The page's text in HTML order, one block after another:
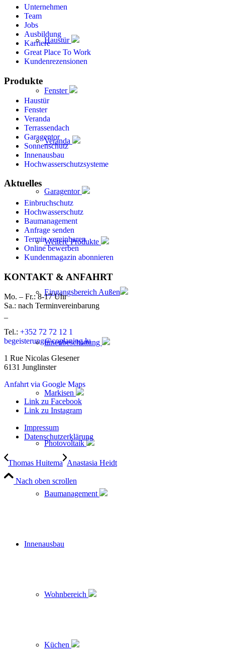
Haustür
Fenster
Veranda
Garagentor
Weitere Produkte
Eingangsbereich Außen
Innenbeschattung
Markisen
Photovoltaik
Baumanagement
Innenausbau
Wohnbereich
Küchen
Unternehmen
Team
Jobs
Ausbildung
Karriere
Great Place To Work
Kundenrezensionen
Produkte
Haustür
Fenster
Veranda
Terrassendach
Garagentor
Sonnenschutz
Innenausbau
Hochwasserschutzsysteme
Aktuelles
Einbruchschutz
Hochwasserschutz
Baumanagement
Anfrage senden
Termin vereinbaren
Online bewerben
Kundenmagazin abonnieren
KONTAKT & ANFAHRT
Mo. – Fr.: 8-17 Uhr
Sa.: nach Terminvereinbarung
Tel.: +352 72 72 12 1
begeisterung@coplaning.lu
1 Rue Nicolas Glesener
6131 Junglinster
Anfahrt via Google Maps
Link zu Facebook
Link zu Instagram
Impressum
Datenschutzerklärung
Thomas Huitema Anastasia Heidt
Nach oben scrollen